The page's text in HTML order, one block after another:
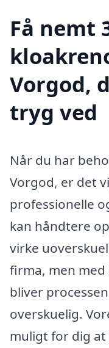
Få nemt
Vorgod,
tryg ved
Når du har
Vorgod, er det
professionelle
kan håndtere
virke
firma, men
bliver
overskuelig.
muligt for dig